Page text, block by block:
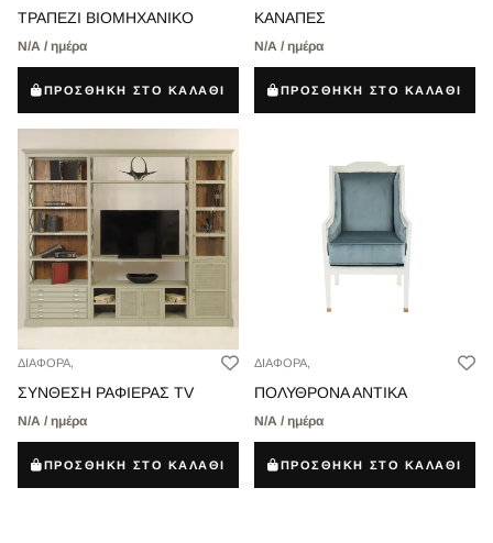
ΤΡΑΠΕΖΙ ΒΙΟΜΗΧΑΝΙΚΟ
Ν/Α / ημέρα
ΠΡΟΣΘΗΚΗ ΣΤΟ ΚΑΛΑΘΙ
ΚΑΝΑΠΕΣ
Ν/Α / ημέρα
ΠΡΟΣΘΗΚΗ ΣΤΟ ΚΑΛΑΘΙ
ΔΙΑΦΟΡΑ,
ΣΥΝΘΕΣΗ ΡΑΦΙΕΡΑΣ TV
Ν/Α / ημέρα
ΠΡΟΣΘΗΚΗ ΣΤΟ ΚΑΛΑΘΙ
ΔΙΑΦΟΡΑ,
ΠΟΛΥΘΡΟΝΑ ΑΝΤΙΚΑ
Ν/Α / ημέρα
ΠΡΟΣΘΗΚΗ ΣΤΟ ΚΑΛΑΘΙ